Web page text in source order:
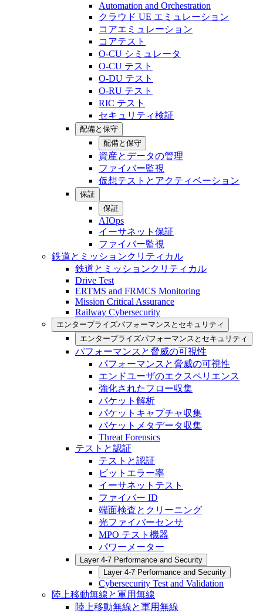
Automation and Orchestration
クラウド UE エミュレーション
コアエミュレーション
コアテスト
O-CU シミュレータ
O-CU テスト
O-DU テスト
O-RU テスト
RIC テスト
セキュリティ検証
配備と保守
配備と保守
資産とデータの管理
ファイバー監視
仮想テストとアクティベーション
保証
保証
AIOps
イーサネット保証
ファイバー監視
鉄道とミッションクリティカル
鉄道とミッションクリティカル
Drive Test
ERTMS and FRMCS Monitoring
Mission Critical Assurance
Railway Cybersecurity
エンタープライズパフォーマンスとセキュリティ
エンタープライズパフォーマンスとセキュリティ
パフォーマンスと脅威の可視性
パフォーマンスと脅威の可視性
エンドユーザのエクスペリエンス
強化されたフロー収集
パケット解析
パケットキャプチャ収集
パケットメタデータ収集
Threat Forensics
テストと認証
テストと認証
ビットエラー率
イーサネットテスト
ファイバー ID
端面検査とクリーニング
光ファイバーセンサ
MPO テスト機器
パワーメーター
Layer 4-7 Performance and Security
Layer 4-7 Performance and Security
Cybersecurity Test and Validation
陸上移動無線と軍用無線
陸上移動無線と軍用無線